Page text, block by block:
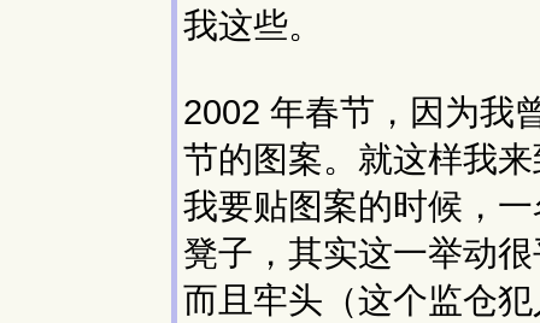
我这些。
2002 年春节，因为我
节的图案。就这样我
我要贴图案的时候，
凳子，其实这一举动
而且牢头（这个监仓